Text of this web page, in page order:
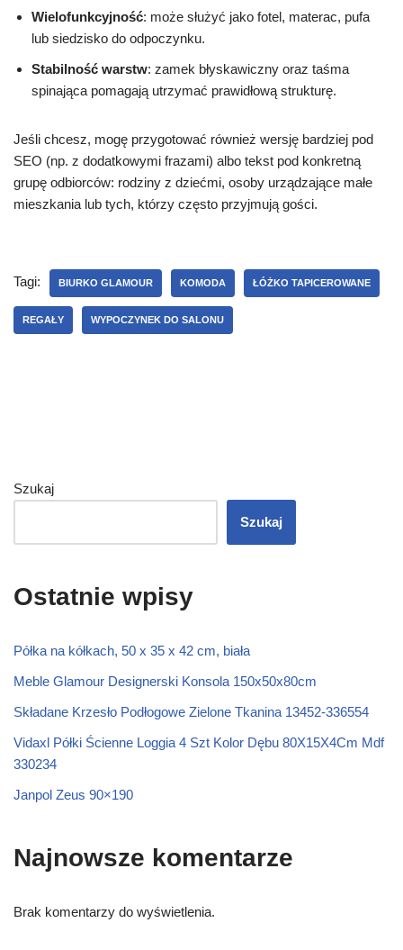
Wielofunkcyjność: może służyć jako fotel, materac, pufa
lub siedzisko do odpoczynku.
Stabilność warstw: zamek błyskawiczny oraz taśma
spinająca pomagają utrzymać prawidłową strukturę.
Jeśli chcesz, mogę przygotować również wersję bardziej pod
SEO (np. z dodatkowymi frazami) albo tekst pod konkretną
grupę odbiorców: rodziny z dziećmi, osoby urządzające małe
mieszkania lub tych, którzy często przyjmują gości.
Tagi: BIURKO GLAMOUR KOMODA ŁÓŻKO TAPICEROWANE
REGAŁY WYPOCZYNEK DO SALONU
Szukaj
Szukaj
Ostatnie wpisy
Półka na kółkach, 50 x 35 x 42 cm, biała
Meble Glamour Designerski Konsola 150x50x80cm
Składane Krzesło Podłogowe Zielone Tkanina 13452-336554
Vidaxl Półki Ścienne Loggia 4 Szt Kolor Dębu 80X15X4Cm Mdf
330234
Janpol Zeus 90×190
Najnowsze komentarze
Brak komentarzy do wyświetlenia.